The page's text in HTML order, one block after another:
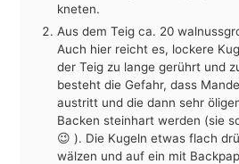
kneten.
Aus dem Teig ca. 20
Auch hier reicht es, lockere
der Teig zu lange gerührt und
besteht die Gefahr, dass
austritt und die dann sehr
Backen steinhart werden (sie
😉 ). Die Kugeln etwas flach
wälzen und auf ein mit